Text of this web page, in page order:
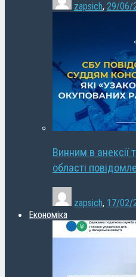
zapsich, 29/06/
Винним в анексії
області
zapsich, 17/02/
Економіка